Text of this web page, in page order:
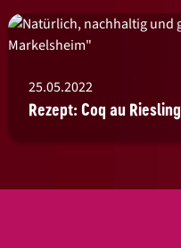
25.05.2022
Rezept: Coq au Riesling